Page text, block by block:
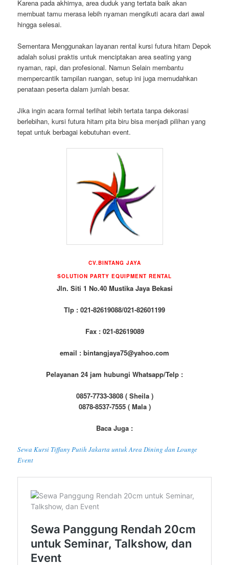
Karena pada akhirnya, area duduk yang tertata baik akan
membuat tamu merasa lebih nyaman mengikuti acara dari awal
hingga selesai.
Sementara Menggunakan layanan rental kursi futura hitam Depok
adalah solusi praktis untuk menciptakan area seating yang
nyaman, rapi, dan profesional. Namun Selain membantu
mempercantik tampilan ruangan, setup ini juga memudahkan
penataan peserta dalam jumlah besar.
Jika ingin acara formal terlihat lebih tertata tanpa dekorasi
berlebihan, kursi futura hitam pita biru bisa menjadi pilihan yang
tepat untuk berbagai kebutuhan event.
CV.BINTANG JAYA
SOLUTION PARTY EQUIPMENT RENTAL
Jln. Siti 1 No.40 Mustika Jaya Bekasi
Tlp : 021-82619088/021-82601199
Fax : 021-82619089
email : bintangjaya75@yahoo.com
Pelayanan 24 jam hubungi Whatsapp/Telp :
0857-7733-3808 ( Sheila )
0878-8537-7555 ( Mala )
Baca Juga :
Sewa Kursi Tiffany Putih Jakarta untuk Area Dining dan Lounge
Event